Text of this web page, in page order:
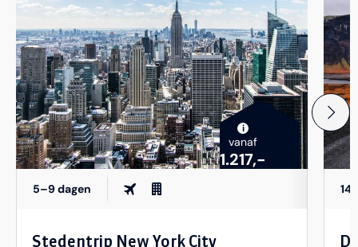
i
vanaf
1.217,-
5–9 dagen
Stedentrip New York City
14